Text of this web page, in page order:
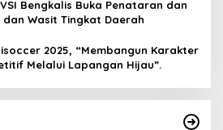
Bengkalis Buka Penataran dan
Wasit Tingkat Daerah
2025, “Membangun Karakter
Melalui Lapangan Hijau”.